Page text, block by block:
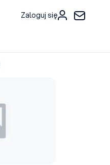
Zaloguj się